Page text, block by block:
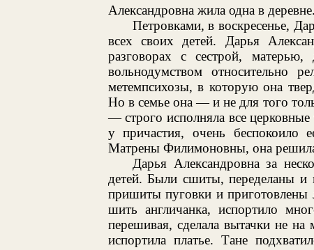
Александровна жила одна в деревне.
Петровками, в воскресенье,
всех своих детей. Дарья
разговорах с сестрой,
вольнодумством относительно
метемпсихозы, в которую она
Но в семье она — и не для того
— строго исполняла все
у причастия, очень
Матрены Филимоновны, она
Дарья Александровна за
детей. Были сшиты, переделаны
пришиты пуговки и приготовлены
шить англичанка, испортило
перешивая, сделала вытачки не
испортила платье. Тане